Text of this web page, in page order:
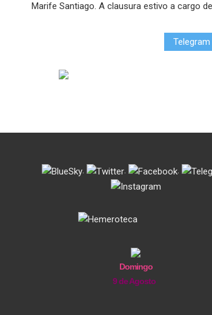
Marife Santiago. A clausura estivo a cargo
Telegram
. . .
Domingo
9 de Agosto